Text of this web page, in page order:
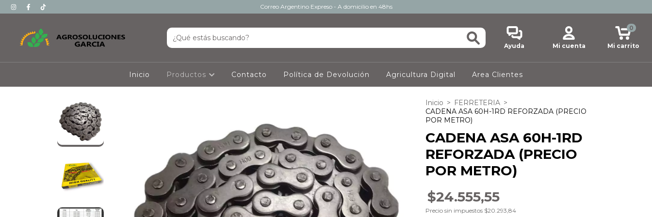
Correo Argentino Expreso - A domicilio en 48hs
Ayuda Mi cuenta Mi carrito
0
Inicio Productos Contacto Política de Devolución Agricultura Digital Area Clientes
Inicio > FERRETERIA >
CADENA ASA 60H-1RD REFORZADA (PRECIO
POR METRO)
CADENA ASA 60H-1RD
REFORZADA (PRECIO
POR METRO)
$24.555,55
Precio sin impuestos $20.293,84